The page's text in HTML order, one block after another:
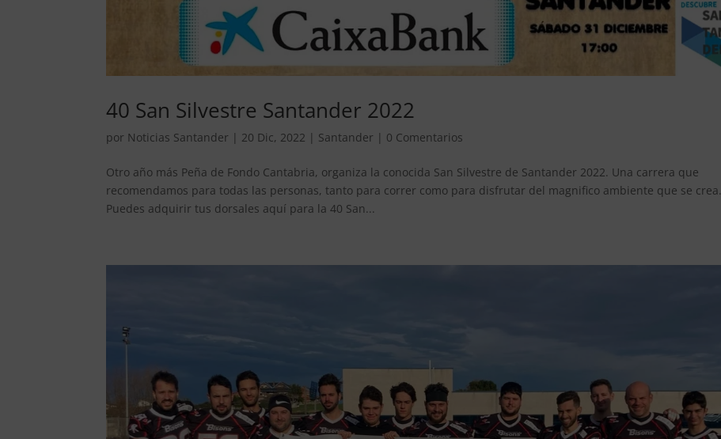
40 San Silvestre Santander 2022
por Noticias Santander | 20 Dic, 2022 | Santander | 0 Comentarios
Otro año más Peña de Fondo Cantabria, organiza la conocida San Silvestre de Santander 2022. Una carrera que
recomendamos para todas las personas, tanto para correr como para disfrutar del magnifico ambiente que se crea.
Puedes adquirir tus dorsales aquí para la 40 San...